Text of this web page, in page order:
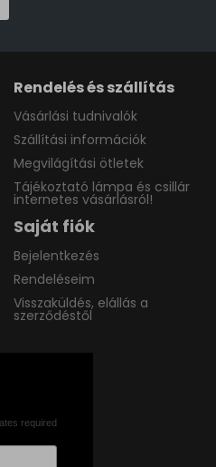
Rendelés és szállítás
Vásárlási tudnivalók
Szállítási információk
Megvilágítási ötletek
Tájékoztató lámpa és csillár
internetes vásárlásról!
Saját fiók
Bejelentkezés
Rendeléseim
Visszaküldés, elállás a
szerződéstől
required